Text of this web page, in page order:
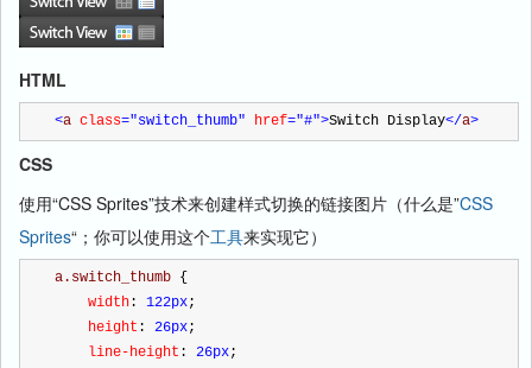
HTML
<a class="switch_thumb" href="#">Switch Display</a>
CSS
使用“CSS Sprites”技术来创建样式切换的链接图片（什么是”CSS
Sprites“；你可以使用这个工具来实现它）
a.switch_thumb {
    width
: 122px;
    height
: 26px;
    line-height
: 26px;